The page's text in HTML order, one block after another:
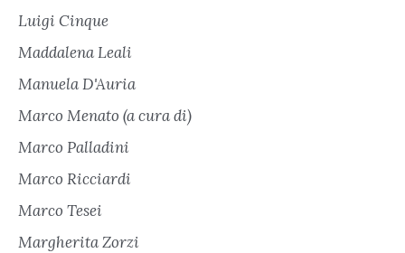
Luigi Cinque
Maddalena Leali
Manuela D'Auria
Marco Menato (a cura di)
Marco Palladini
Marco Ricciardi
Marco Tesei
Margherita Zorzi